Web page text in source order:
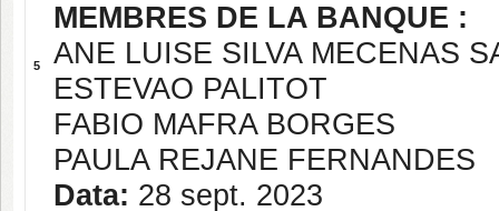
5
MEMBRES DE LA BANQUE :
ANE LUISE SILVA MECENAS
ESTEVAO PALITOT
FABIO MAFRA BORGES
PAULA REJANE FERNANDES
Data: 28 sept. 2023